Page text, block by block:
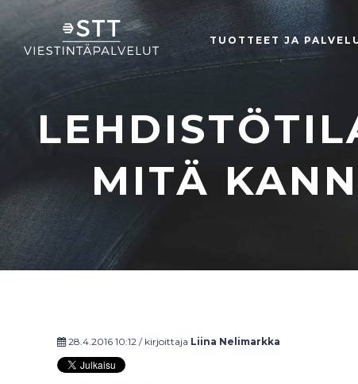
TUOTTEET JA
MITÄ
28.4.2016 10:12 / kirjoittaja Liina Nelimarkka